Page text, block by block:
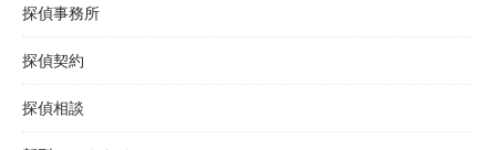
探偵事務所
探偵契約
探偵相談